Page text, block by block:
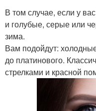
В том случае, если у
и голубые, серые или
зима.
Вам подойдут:
до платинового.
стрелками и красной